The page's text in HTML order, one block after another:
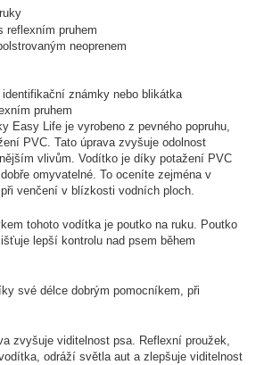
reflexním pruhem
neoprenem
známky nebo blikátka
pruhem
Easy Life je vyrobeno z pevného popruhu,
PVC. Tato úprava zvyšuje odolnost
vlivům. Vodítko je díky potažení PVC
omyvatelné. To oceníte zejména v
venčení v blízkosti vodních ploch.
tohoto vodítka je poutko na ruku. Poutko
lepší kontrolu nad psem během
své délce dobrým pomocníkem, při
zvyšuje viditelnost psa. Reflexní proužek,
odráží světla aut a zlepšuje viditelnost